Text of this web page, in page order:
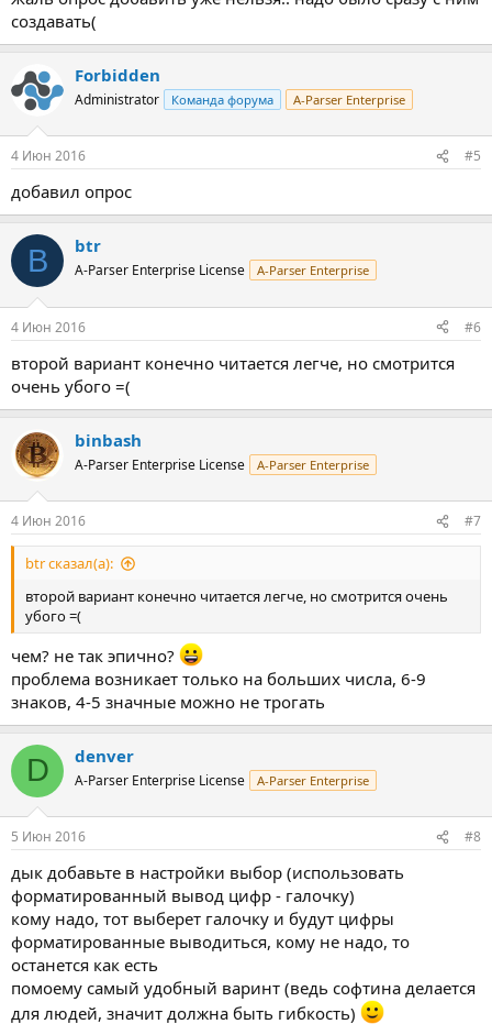
создавать(
Forbidden
Administrator Команда форума A-Parser Enterprise
4 Июн 2016 #5
добавил опрос
B btr
A-Parser Enterprise License A-Parser Enterprise
4 Июн 2016 #6
второй вариант конечно читается легче, но смотрится
очень убого =(
binbash
A-Parser Enterprise License A-Parser Enterprise
4 Июн 2016 #7
btr сказал(а):
второй вариант конечно читается легче, но смотрится очень
убого =(
чем? не так эпично?
проблема возникает только на больших числа, 6-9
знаков, 4-5 значные можно не трогать
D denver
A-Parser Enterprise License A-Parser Enterprise
5 Июн 2016 #8
дык добавьте в настройки выбор (использовать
форматированный вывод цифр - галочку)
кому надо, тот выберет галочку и будут цифры
форматированные выводиться, кому не надо, то
останется как есть
помоему самый удобный варинт (ведь софтина делается
для людей, значит должна быть гибкость)